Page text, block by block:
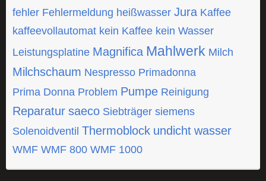
fehler Fehlermeldung heißwasser Jura Kaffee
kaffeevollautomat kein Kaffee kein Wasser
Leistungsplatine Magnifica Mahlwerk Milch
Milchschaum Nespresso Primadonna
Prima Donna Problem Pumpe Reinigung
Reparatur saeco Siebträger siemens
Solenoidventil Thermoblock undicht wasser
WMF WMF 800 WMF 1000